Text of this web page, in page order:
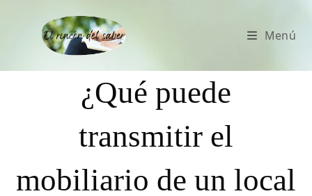
Menú
¿Qué puede
transmitir el
mobiliario de un local